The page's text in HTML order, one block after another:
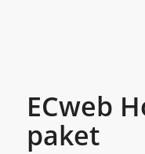
ECweb
paket